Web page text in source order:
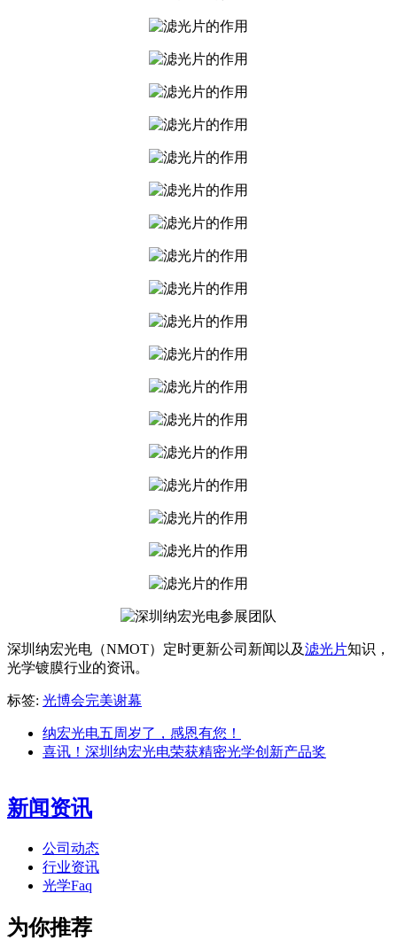
深圳纳宏光电（NMOT）定时更新公司新闻以及滤光片知识，
光学镀膜行业的资讯。
标签: 光博会完美谢幕
纳宏光电五周岁了，感恩有您！
喜讯！深圳纳宏光电荣获精密光学创新产品奖
新闻资讯
公司动态
行业资讯
光学Faq
为你推荐